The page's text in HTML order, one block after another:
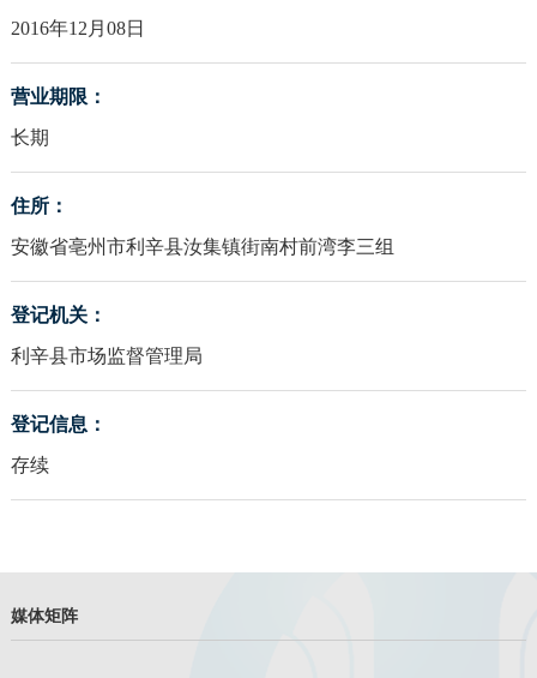
2016年12月08日
营业期限：
长期
住所：
安徽省亳州市利辛县汝集镇街南村前湾李三组
登记机关：
利辛县市场监督管理局
登记信息：
存续
媒体矩阵